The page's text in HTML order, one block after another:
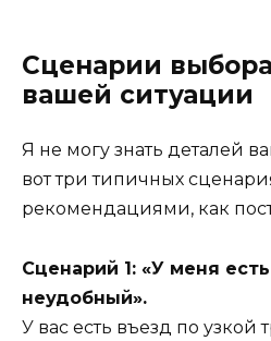
Сценарии
вашей ситуации
Я не могу знать деталей
вот три типичных
рекомендациями, как
Сценарий 1: «У меня
неудобный».
У вас есть въезд по узкой